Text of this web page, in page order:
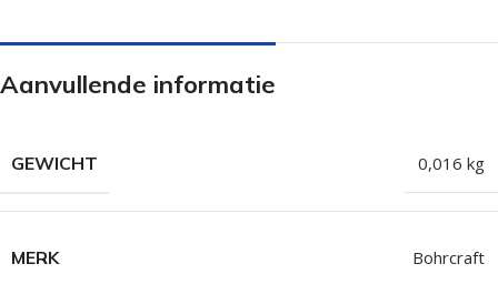
Aanvullende informatie
GEWICHT 0,016 kg
MERK Bohrcraft